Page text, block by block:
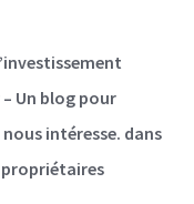
Un blog pour
intéresse. dans
propriétaires